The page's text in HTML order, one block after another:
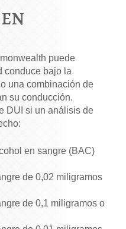
puede
conduce bajo la
una combinación de
su conducción.
DUI si un análisis de
en sangre (BAC)
de 0,02 miligramos
de 0,1 miligramos o